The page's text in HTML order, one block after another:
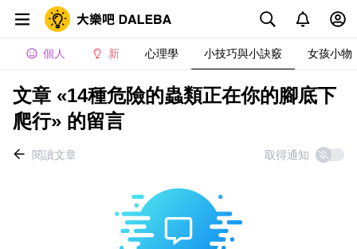
個人 新 心理學 小技巧與小訣竅 女孩小物
文章 «14種危險的蟲類正在你的腳底下
爬行» 的留言
閱讀文章 取得通知